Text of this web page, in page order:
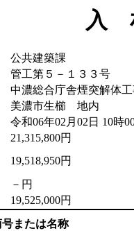
入
公共建築課
管工第５－１３３号
中濃総合庁舎煙突解体
美濃市生櫛 地内
令和06年02月02日 10時
21,315,800円
19,518,950円
－円
19,525,000円
号または名称